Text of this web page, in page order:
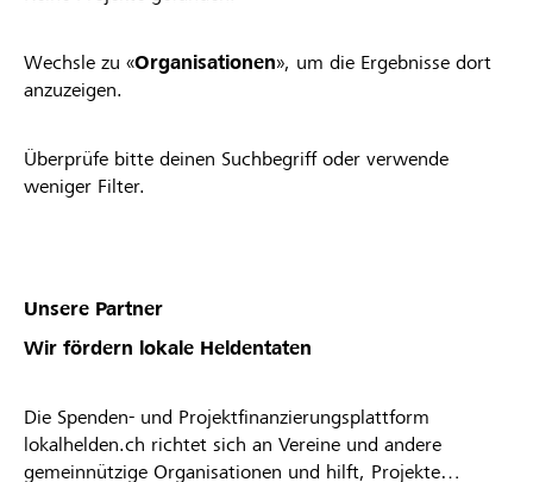
Wechsle zu «Organisationen», um die Ergebnisse dort
anzuzeigen.
Überprüfe bitte deinen Suchbegriff oder verwende
weniger Filter.
Unsere Partner
Wir fördern lokale Heldentaten
Die Spenden- und Projektfinanzierungsplattform
lokalhelden.ch richtet sich an Vereine und andere
gemeinnützige Organisationen und hilft, Projekte